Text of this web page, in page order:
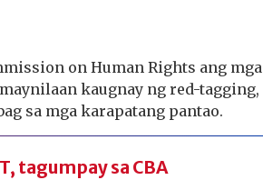
on Human Rights ang mga
kaugnay ng red-tagging,
sa mga karapatang pantao.
tagumpay sa CBA